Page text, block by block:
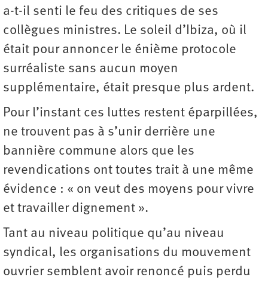
a-t-il senti le feu des critiques de ses
collègues ministres. Le soleil d’Ibiza, où il
était pour annoncer le énième protocole
surréaliste sans aucun moyen
supplémentaire, était presque plus ardent.
Pour l’instant ces luttes restent éparpillées,
ne trouvent pas à s’unir derrière une
bannière commune alors que les
revendications ont toutes trait à une même
évidence : « on veut des moyens pour vivre
et travailler dignement ».
Tant au niveau politique qu’au niveau
syndical, les organisations du mouvement
ouvrier semblent avoir renoncé puis perdu